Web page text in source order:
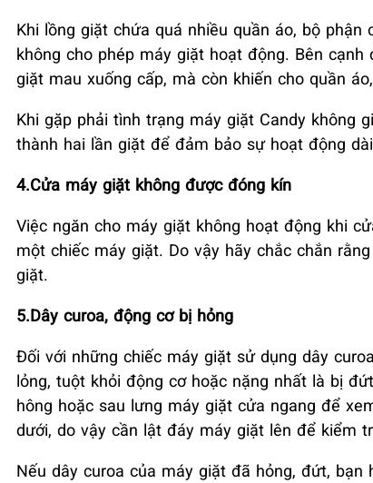
Khi lồng giặt chứa quá nhiều quần áo, bộ
không cho phép máy giặt hoạt động. Bên
giặt mau xuống cấp, mà còn khiến cho quần
Khi gặp phải tình trạng máy giặt Candy không
thành hai lần giặt để đảm bảo sự hoạt động
4.Cửa máy giặt không được đóng kín
Việc ngăn cho máy giặt không hoạt động khi
một chiếc máy giặt. Do vậy hãy chắc chắn
giặt.
5.Dây curoa, động cơ bị hỏng
Đối với những chiếc máy giặt sử dụng dây
lỏng, tuột khỏi động cơ hoặc nặng nhất là bị
hông hoặc sau lưng máy giặt cửa ngang để
dưới, do vậy cần lật đáy máy giặt lên để kiểm
Nếu dây curoa của máy giặt đã hỏng, đứt,